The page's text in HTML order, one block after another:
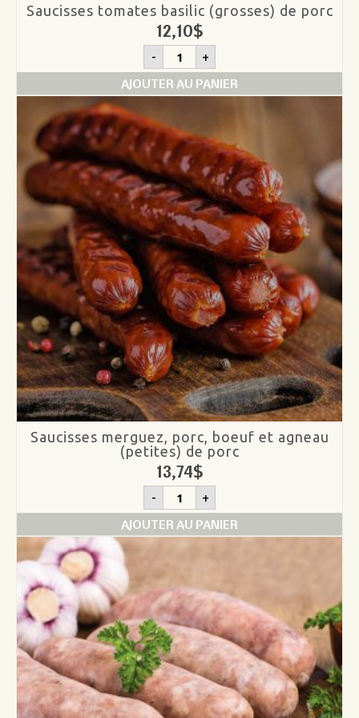
Saucisses tomates basilic (grosses) de porc
12,10$
- quantité
de
Saucisses
tomates
(grosses)
de
porc
+
AJOUTER AU PANIER
Saucisses merguez, porc, boeuf et agneau
(petites) de porc
13,74$
- quantité
de
Saucisses
merguez,
agneau
(petites)
de
porc
+
AJOUTER AU PANIER